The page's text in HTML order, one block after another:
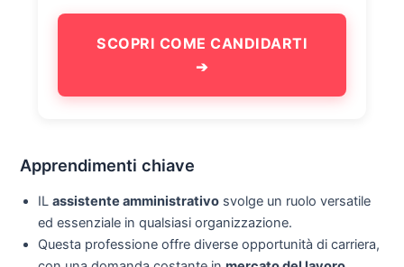
SCOPRI COME CANDIDARTI
➔
Apprendimenti chiave
ILassistente amministrativo svolge un ruolo versatile
ed essenziale in qualsiasi organizzazione.
Questa professione offre diverse opportunità di carriera,